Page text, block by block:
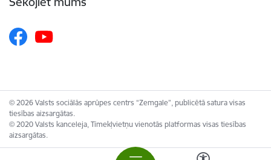
© 2026 Valsts sociālās aprūpes centrs “Zemgale”, publicētā satura visas
tiesības aizsargātas.
© 2020 Valsts kanceleja, Tīmekļvietņu vienotās platformas visas tiesības
aizsargātas.